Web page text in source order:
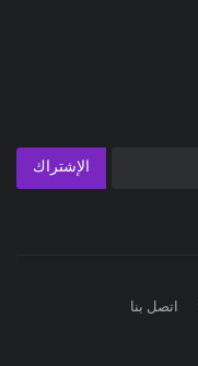
الإشتراك
اتصل بنا